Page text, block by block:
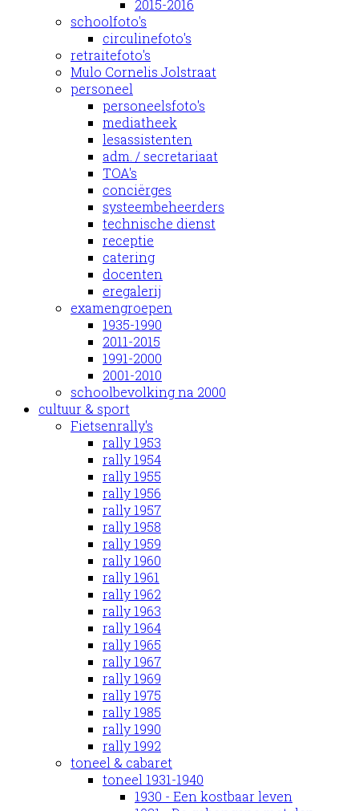
2015-2016
schoolfoto's
circulinefoto's
retraitefoto's
Mulo Cornelis Jolstraat
personeel
personeelsfoto's
mediatheek
lesassistenten
adm. / secretariaat
TOA's
conciërges
systeembeheerders
technische dienst
receptie
catering
docenten
eregalerij
examengroepen
1935-1990
2011-2015
1991-2000
2001-2010
schoolbevolking na 2000
cultuur & sport
Fietsenrally's
rally 1953
rally 1954
rally 1955
rally 1956
rally 1957
rally 1958
rally 1959
rally 1960
rally 1961
rally 1962
rally 1963
rally 1964
rally 1965
rally 1967
rally 1969
rally 1975
rally 1985
rally 1990
rally 1992
toneel & cabaret
toneel 1931-1940
1930 - Een kostbaar leven